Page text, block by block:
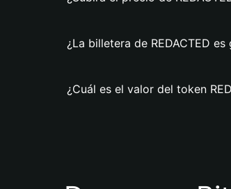
¿La billetera de REDACTED es
¿Cuál es el valor del token